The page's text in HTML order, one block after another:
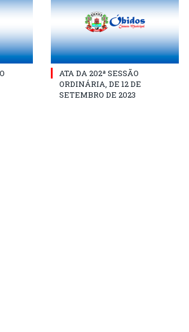
ATA DA 202ª SESSÃO
ORDINÁRIA, DE 12 DE
SETEMBRO DE 2023